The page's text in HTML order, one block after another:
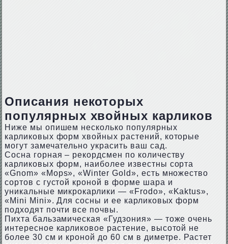
Описания некоторых
популярных хвойных карликов
Ниже мы опишем несколько популярных
карликовых форм хвойных растений, которые
могут замечательно украсить ваш сад.
Сосна горная – рекордсмен по количеству
карликовых форм, наиболее известны сорта
«Gnom» «Mops», «Winter Gold», есть множество
сортов с густой кроной в форме шара и
уникальные микрокарлики — «Frodo», «Kaktus»,
«Mini Mini». Для сосны и ее карликовых форм
подходят почти все почвы.
Пихта бальзамическая «Гудзония» — тоже очень
интересное карликовое растение, высотой не
более 30 см и кроной до 60 см в диметре. Растет